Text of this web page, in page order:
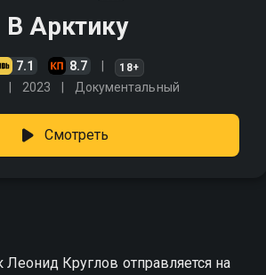
В Арктику
7.1 8.7 18+
2023 Документальный
Смотреть
Круглов отправляется на